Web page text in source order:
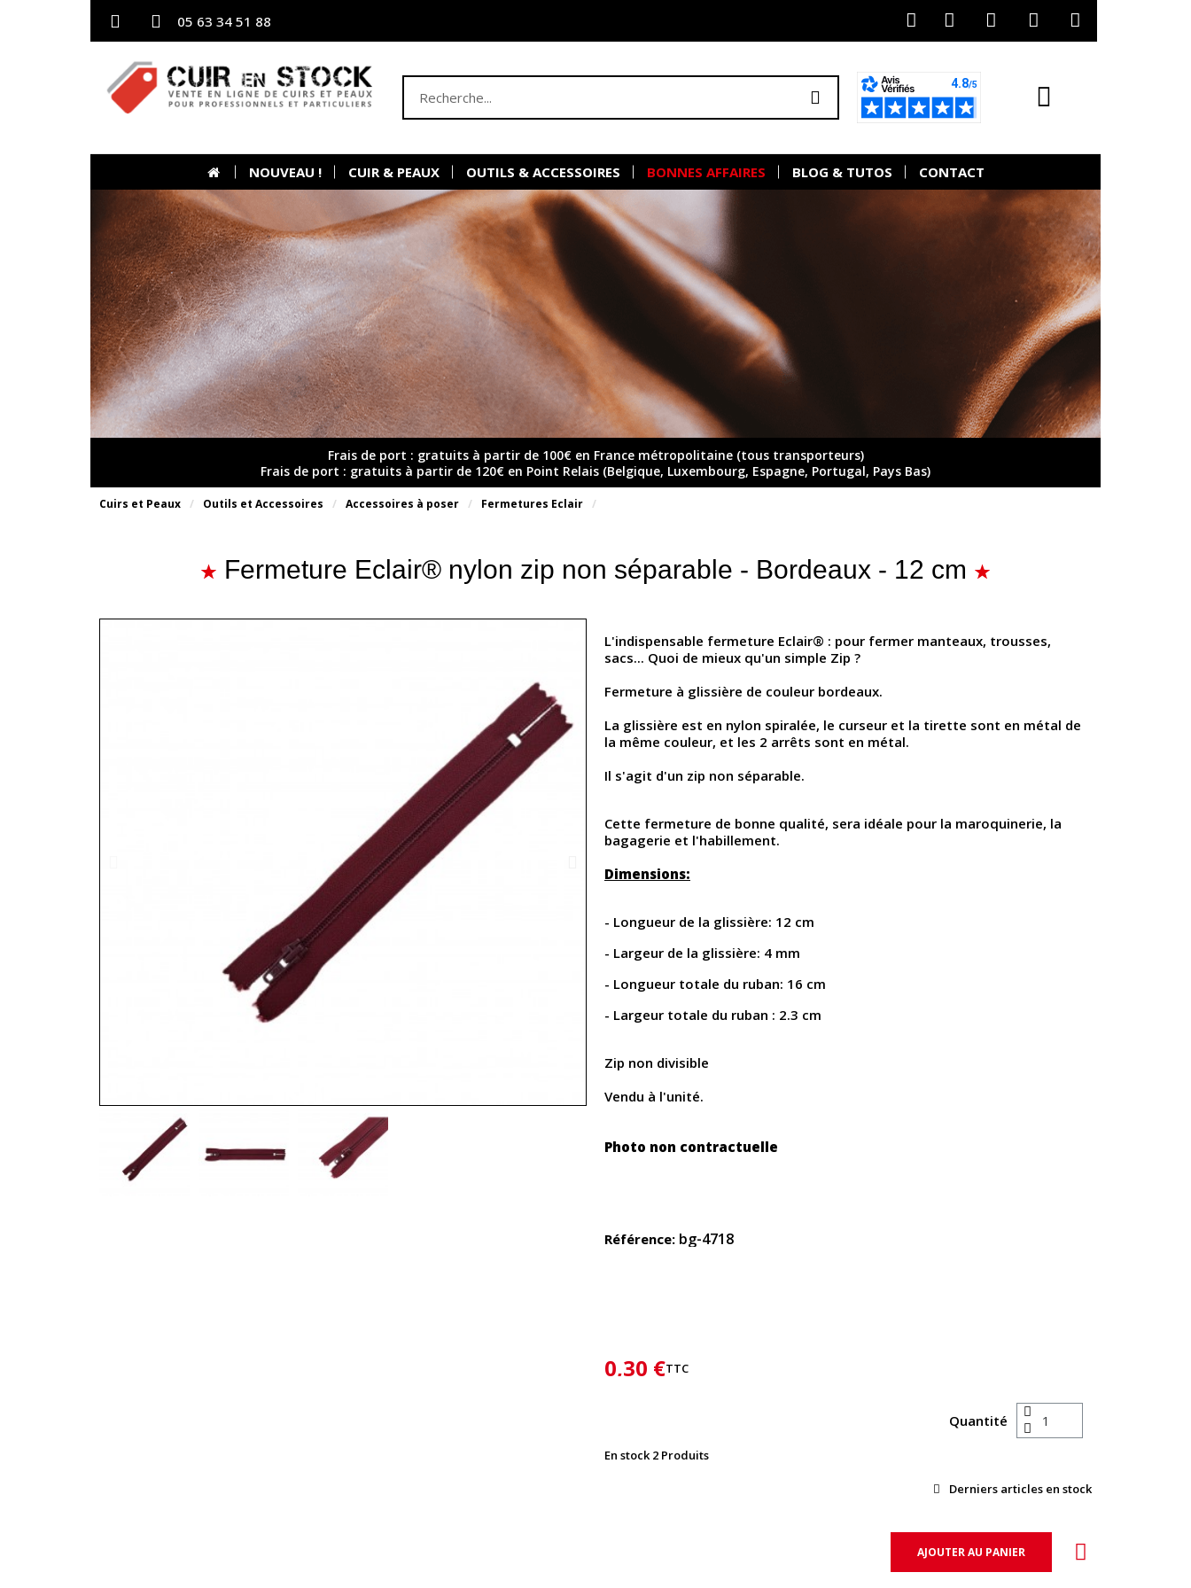
05 63 34 51 88
NOUVEAU ! CUIR & PEAUX OUTILS & ACCESSOIRES BONNES AFFAIRES BLOG & TUTOS CONTACT
Frais de port : gratuits à partir de 100€ en France métropolitaine (tous transporteurs)
Frais de port : gratuits à partir de 120€ en Point Relais (Belgique, Luxembourg, Espagne, Portugal, Pays Bas)
Cuirs et Peaux Outils et Accessoires Accessoires à poser Fermetures Eclair
Fermeture Eclair® nylon zip non séparable - Bordeaux - 12 cm
L'indispensable fermeture Eclair® : pour fermer manteaux, trousses,
sacs... Quoi de mieux qu'un simple Zip ?
Fermeture à glissière de couleur bordeaux.
La glissière est en nylon spiralée, le curseur et la tirette sont en métal de
la même couleur, et les 2 arrêts sont en métal.
Il s'agit d'un zip non séparable.
Cette fermeture de bonne qualité, sera idéale pour la maroquinerie, la
bagagerie et l'habillement.
Dimensions:
- Longueur de la glissière: 12 cm
- Largeur de la glissière: 4 mm
- Longueur totale du ruban: 16 cm
- Largeur totale du ruban : 2.3 cm
Zip non divisible
Vendu à l'unité.
Photo non contractuelle
Référence bg-4718
0,30 €TTC
Quantité
En stock 2 Produits
Derniers articles en stock
AJOUTER AU PANIER